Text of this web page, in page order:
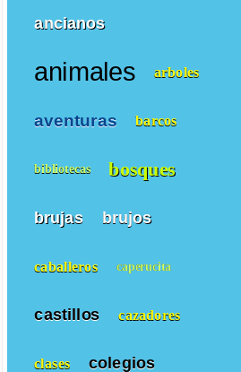
ancianos
animales arboles
aventuras barcos
bibliotecas bosques
brujas brujos
caballeros caperucita
castillos cazadores
clases colegios